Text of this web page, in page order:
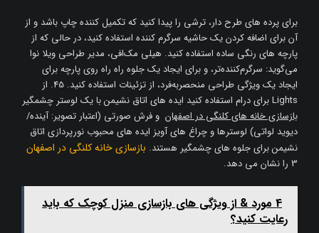
برای پرده های طرح دار، ترشی را پیدا کنید که تکمیل کننده چاپ باشد و از
آن برای اضافه کردن یک حاشیه سرگرم کننده استفاده کنید، در حالی که از
پارچه های رنگی ساده استفاده کنید. هیلی مک‌افی، مدیر طراحی ویلا نوا
می‌گوید: سرگرم‌کننده‌تر، و برای ایجاد یک جلوه راه راه روی پارچه برای
ایجاد یک ویژگی طراحی منحصربه‌فرد، از تزئینات استفاده کنید. 45. از
Lights برای درام استفاده کنید ایده های اتاق نشیمن با یک لوستر چشمگیر
بازسازی خانه های کلنگی در اصفهان و فرش صورتی (اعتبار تصویر: آینده/
دیوید لواتی) لوسترها و چراغ های آویز ایده های محبوب نورپردازی اتاق
نشیمن برای جلوه های چشمگیر هستند. بازسازی خانه کلنگی در اصفهان
3 را نشان می دهد.
4 مورد & از ویژگی های بازسازی منزل کوچک که باید
رعایت کنید؟